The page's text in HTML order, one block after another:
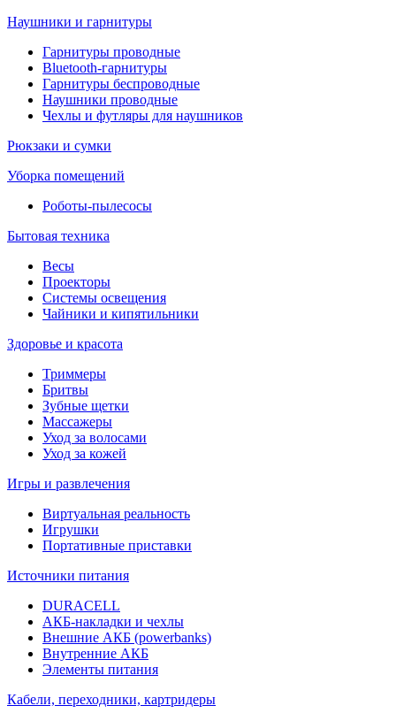
Наушники и гарнитуры
Гарнитуры проводные
Bluetooth-гарнитуры
Гарнитуры беспроводные
Наушники проводные
Чехлы и футляры для наушников
Рюкзаки и сумки
Уборка помещений
Роботы-пылесосы
Бытовая техника
Весы
Проекторы
Системы освещения
Чайники и кипятильники
Здоровье и красота
Триммеры
Бритвы
Зубные щетки
Массажеры
Уход за волосами
Уход за кожей
Игры и развлечения
Виртуальная реальность
Игрушки
Портативные приставки
Источники питания
DURACELL
АКБ-накладки и чехлы
Внешние АКБ (powerbanks)
Внутренние АКБ
Элементы питания
Кабели, переходники, картридеры